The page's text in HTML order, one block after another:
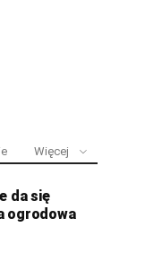
Więcej
da się
ogrodowa